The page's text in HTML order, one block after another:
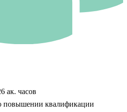
ак. часов
повышении квалификации